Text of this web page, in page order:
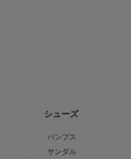
シューズ
パンプス
サンダル